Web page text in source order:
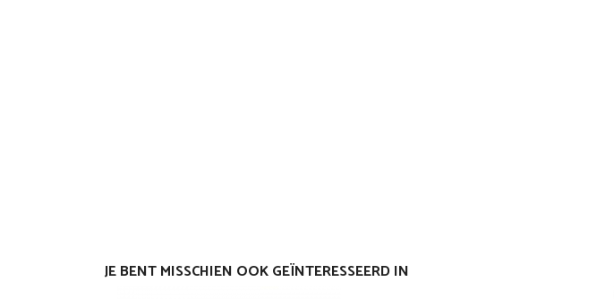
JE BENT MISSCHIEN OOK GEÏNTERESSEERD IN